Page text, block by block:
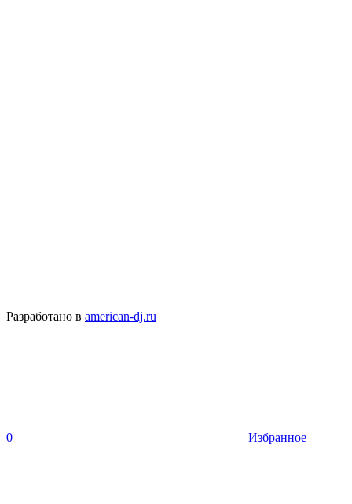
Разработано в american-dj.ru
0 Избранное